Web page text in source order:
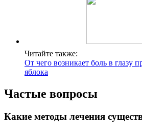
Читайте также:
От чего возникает боль в глазу
яблока
Частые вопросы
Какие методы лечения